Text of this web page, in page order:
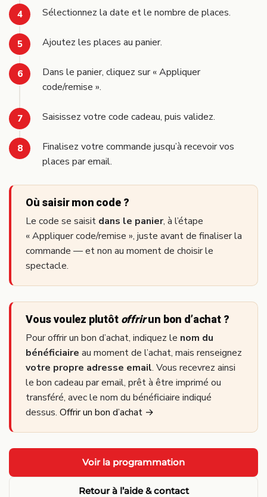
Sélectionnez la date et le nombre de places.
Ajoutez les places au panier.
Dans le panier, cliquez sur « Appliquer
code/remise ».
Saisissez votre code cadeau, puis validez.
Finalisez votre commande jusqu’à recevoir vos
places par email.
Où saisir mon code ?
Le code se saisit dans le panier, à l’étape
« Appliquer code/remise », juste avant de finaliser la
commande — et non au moment de choisir le
spectacle.
Vous voulez plutôtoffrirun bon d’achat ?
Pour offrir un bon d’achat, indiquez le nom du
bénéficiaire au moment de l’achat, mais renseignez
votre propre adresse email. Vous recevrez ainsi
le bon cadeau par email, prêt à être imprimé ou
transféré, avec le nom du bénéficiaire indiqué
dessus. Offrir un bon d’achat →
Voir la programmation
Retour à l’aide & contact